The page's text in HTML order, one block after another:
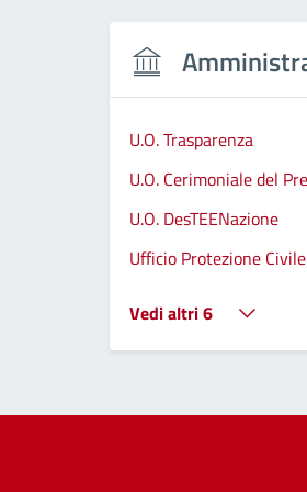
U.O. Trasparenza
U.O. Cerimoniale del
U.O. DesTEENazione
Ufficio Protezione
Vedi altri 6